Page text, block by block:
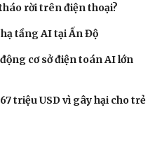
rời trên điện thoại?
tầng AI tại Ấn Độ
cơ sở điện toán AI lớn
triệu USD vì gây hại cho trẻ